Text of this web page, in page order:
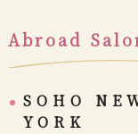
Abroad
SOHO
YORK